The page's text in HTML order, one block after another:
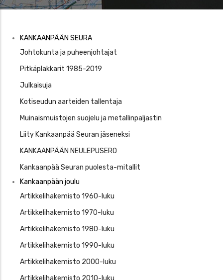
Kankaaanpää
Seura
KANKAANPÄÄN SEURA
Johtokunta ja puheenjohtajat
Pitkäplakkarit 1985-2019
Julkaisuja
Kotiseudun aarteiden tallentaja
Muinaismuistojen suojelu ja metallinpaljastin
Liity Kankaanpää Seuran jäseneksi
KANKAANPÄÄN NEULEPUSERO
Kankaanpää Seuran puolesta-mitallit
Kankaanpään joulu
Artikkelihakemisto 1960-luku
Artikkelihakemisto 1970-luku
Artikkelihakemisto 1980-luku
Artikkelihakemisto 1990-luku
Artikkelihakemisto 2000-luku
Artikkelihakemisto 2010-luku